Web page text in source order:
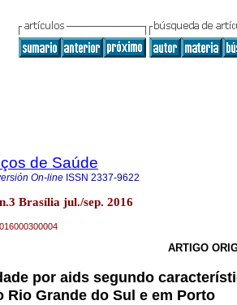
de Saúde
On-line ISSN 2337-9622
Brasília jul./sep. 2016
ARTIGO
por aids segundo
Grande do Sul e em Porto